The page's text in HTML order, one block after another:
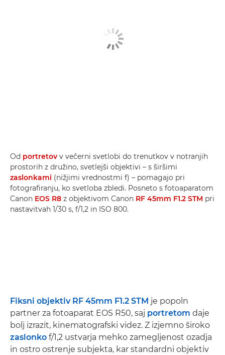
Od portretov v večerni svetlobi do trenutkov v notranjih
prostorih z družino, svetlejši objektivi – s širšimi
zaslonkami (nižjimi vrednostmi f) – pomagajo pri
fotografiranju, ko svetloba zbledi. Posneto s fotoaparatom
Canon EOS R8 z objektivom Canon RF 45mm F1.2 STM pri
nastavitvah 1/30 s, f/1,2 in ISO 800.
Fiksni objektiv RF 45mm F1.2 STM je popoln
partner za fotoaparat EOS R50, saj portretom daje
bolj izrazit, kinematografski videz. Z izjemno široko
zaslonko f/1,2 ustvarja mehko zamegljenost ozadja
in ostro ostrenje subjekta, kar standardni objektiv